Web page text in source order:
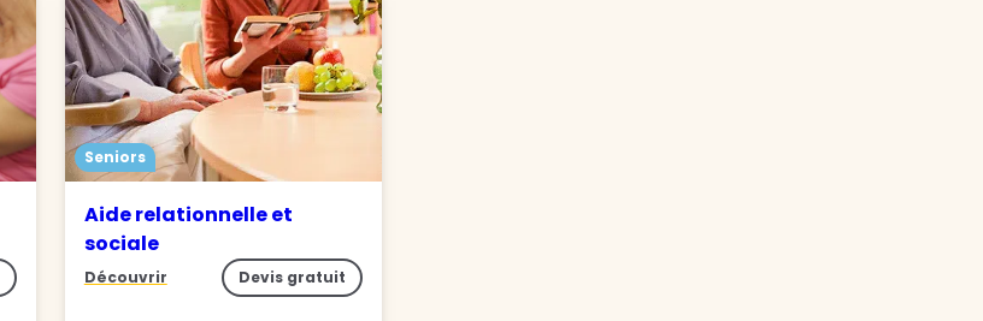
Seniors
Aide relationnelle et
sociale
Découvrir Devis gratuit